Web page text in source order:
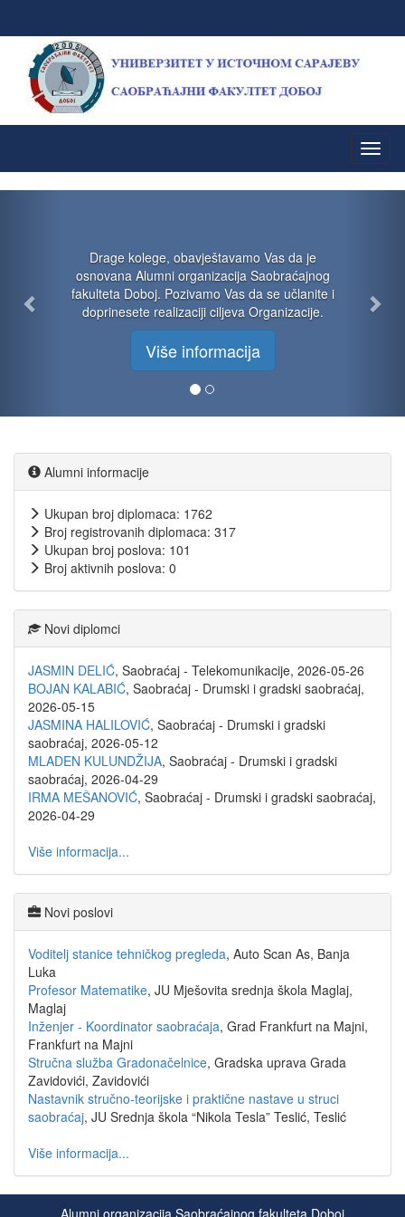
Drage kolege, obavještavamo Vas da je
osnovana Alumni organizacija Saobraćajnog
fakulteta Doboj. Pozivamo Vas da se učlanite i
doprinesete realizaciji ciljeva Organizacije.
Više informacija
Alumni informacije
Ukupan broj diplomaca: 1762
Broj registrovanih diplomaca: 317
Ukupan broj poslova: 101
Broj aktivnih poslova: 0
Novi diplomci
JASMIN DELIĆ, Saobraćaj - Telekomunikacije, 2026-05-26
BOJAN KALABIĆ, Saobraćaj - Drumski i gradski saobraćaj,
2026-05-15
JASMINA HALILOVIĆ, Saobraćaj - Drumski i gradski
saobraćaj, 2026-05-12
MLADEN KULUNDŽIJA, Saobraćaj - Drumski i gradski
saobraćaj, 2026-04-29
IRMA MEŠANOVIĆ, Saobraćaj - Drumski i gradski saobraćaj,
2026-04-29
Više informacija...
Novi poslovi
Voditelj stanice tehničkog pregleda, Auto Scan As, Banja
Luka
Profesor Matematike, JU Mješovita srednja škola Maglaj,
Maglaj
Inženjer - Koordinator saobraćaja, Grad Frankfurt na Majni,
Frankfurt na Majni
Stručna služba Gradonačelnice, Gradska uprava Grada
Zavidovići, Zavidovići
Nastavnik stručno-teorijske i praktične nastave u struci
saobraćaj, JU Srednja škola “Nikola Tesla” Teslić, Teslić
Više informacija...
Alumni organizacija Saobraćajnog fakulteta Doboj